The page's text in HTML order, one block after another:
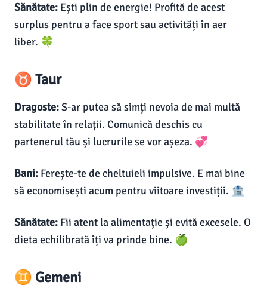
Sănătate: Ești plin de energie! Profită de acest
surplus pentru a face sport sau activități în aer
liber. 🍀
♉ Taur
Dragoste:S-ar putea să simți nevoia de mai multă
stabilitate în relații. Comunică deschis cu
partenerul tău și lucrurile se vor așeza. 💞
Bani: Ferește-te de cheltuieli impulsive. E mai bine
să economisești acum pentru viitoare investiții. 🏦
Sănătate: Fii atent la alimentație și evită excesele. O
dieta echilibrată îți va prinde bine. 🍏
♊ Gemeni